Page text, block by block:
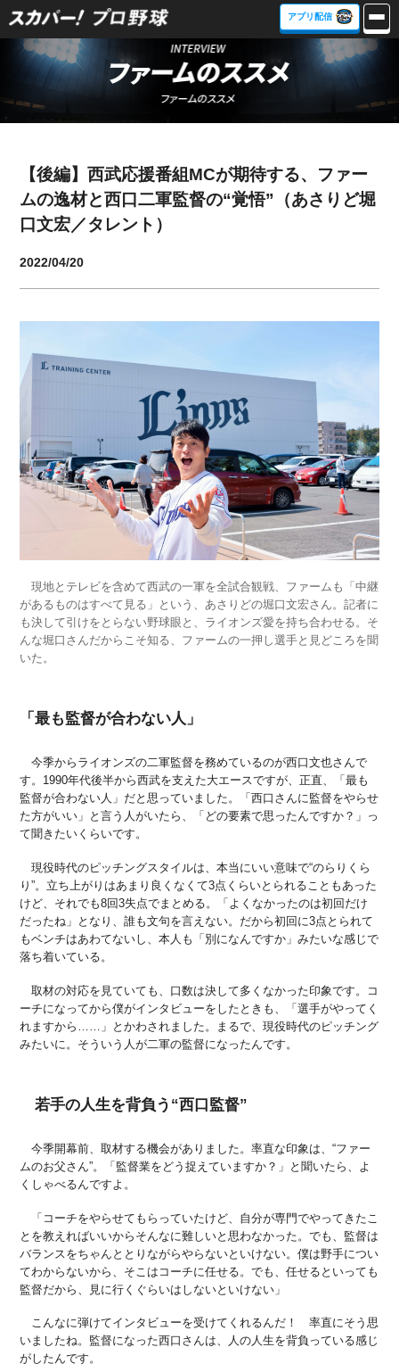
アプリ配信
【後編】西武応援番組MCが期待する、ファー
ムの逸材と西口二軍監督の“覚悟”（あさりど堀
口文宏／タレント）
2022/04/20
現地とテレビを含めて西武の一軍を全試合観戦、ファームも「中継
があるものはすべて見る」という、あさりどの堀口文宏さん。記者に
も決して引けをとらない野球眼と、ライオンズ愛を持ち合わせる。そ
んな堀口さんだからこそ知る、ファームの一押し選手と見どころを聞
いた。
「最も監督が合わない人」
今季からライオンズの二軍監督を務めているのが西口文也さんで
す。1990年代後半から西武を支えた大エースですが、正直、「最も
監督が合わない人」だと思っていました。「西口さんに監督をやらせ
た方がいい」と言う人がいたら、「どの要素で思ったんですか？」っ
て聞きたいくらいです。
現役時代のピッチングスタイルは、本当にいい意味で“のらりくら
り”。立ち上がりはあまり良くなくて3点くらいとられることもあった
けど、それでも8回3失点でまとめる。「よくなかったのは初回だけ
だったね」となり、誰も文句を言えない。だから初回に3点とられて
もベンチはあわてないし、本人も「別になんですか」みたいな感じで
落ち着いている。
取材の対応を見ていても、口数は決して多くなかった印象です。コ
ーチになってから僕がインタビューをしたときも、「選手がやってく
れますから……」とかわされました。まるで、現役時代のピッチング
みたいに。そういう人が二軍の監督になったんです。
若手の人生を背負う“西口監督”
今季開幕前、取材する機会がありました。率直な印象は、“ファー
ムのお父さん”。「監督業をどう捉えていますか？」と聞いたら、よ
くしゃべるんですよ。
「コーチをやらせてもらっていたけど、自分が専門でやってきたこ
とを教えればいいからそんなに難しいと思わなかった。でも、監督は
バランスをちゃんととりながらやらないといけない。僕は野手につい
てわからないから、そこはコーチに任せる。でも、任せるといっても
監督だから、見に行くぐらいはしないといけない」
こんなに弾けてインタビューを受けてくれるんだ！ 率直にそう思
いましたね。監督になった西口さんは、人の人生を背負っている感じ
がしたんです。